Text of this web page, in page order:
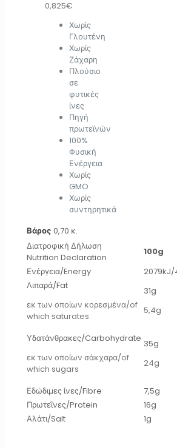
0,825€
Χωρίς
Γλουτένη
Χωρίς
Ζάχαρη
Πλούσιο
σε
φυτικές
ίνες
Πηγή
πρωτεϊνών
100%
Φυσική
Ενέργεια
Χωρίς
GMO
Χωρίς
συντηρητικά
Βάρος 0,70 κ.
Διατροφική Δήλωση
Nutrition Declaration
100g
Ενέργεια/Energy
2079kJ/
Λιπαρά/Fat
εκ των οποίων κορεσμένα/of
which saturates
31g
5,4g
Υδατάνθρακες/Carbohydrate
εκ των οποίων σάκχαρα/of
which sugars
35g
24g
Εδώδιμες ίνες/Fibre 7,5g
Πρωτεΐνες/Protein
16g
Αλάτι/Salt
1g